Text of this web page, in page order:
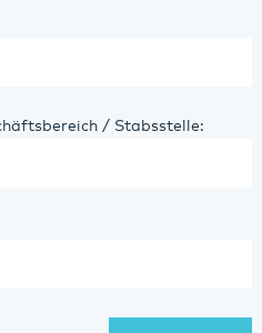
/ Stabsstelle: